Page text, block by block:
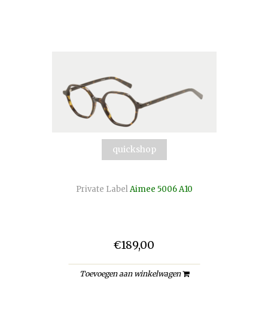
quickshop
Private Label Aimee 5006 A10
€189,00
Toevoegen aan winkelwagen